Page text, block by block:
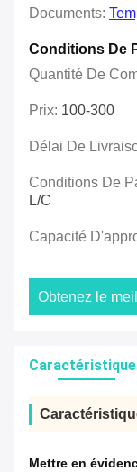
Documents:
Conditions De
Quantité De
Prix: 100-300
Délai De
Conditions De
L/C
Capacité
Obtenez le
Mettre en